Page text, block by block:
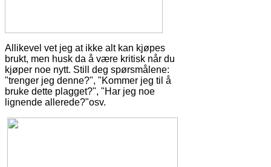
Allikevel vet jeg at ikke alt kan kjøpes
brukt, men husk da å være kritisk når du
kjøper noe nytt. Still deg spørsmålene:
"trenger jeg denne?", "Kommer jeg til å
bruke dette plagget?", "Har jeg noe
lignende allerede?"osv.